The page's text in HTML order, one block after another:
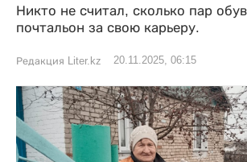
Никто не считал, сколько пар
почтальон за свою карьеру.
Редакция Liter.kz 20.11.2025, 06:15